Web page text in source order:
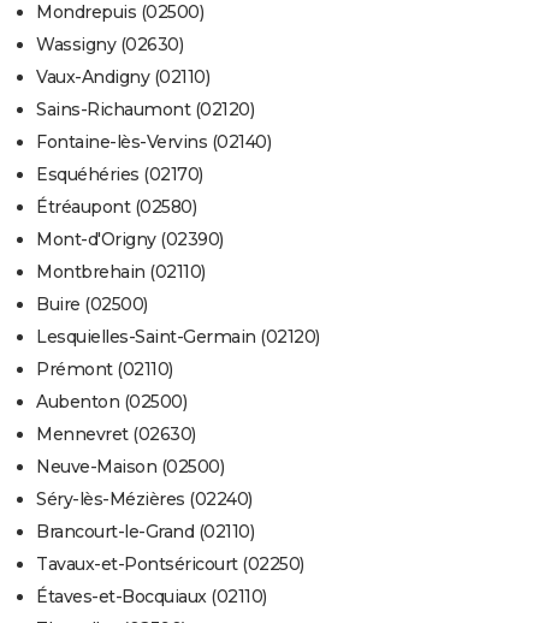
Mondrepuis (02500)
Wassigny (02630)
Vaux-Andigny (02110)
Sains-Richaumont (02120)
Fontaine-lès-Vervins (02140)
Esquéhéries (02170)
Étréaupont (02580)
Mont-d'Origny (02390)
Montbrehain (02110)
Buire (02500)
Lesquielles-Saint-Germain (02120)
Prémont (02110)
Aubenton (02500)
Mennevret (02630)
Neuve-Maison (02500)
Séry-lès-Mézières (02240)
Brancourt-le-Grand (02110)
Tavaux-et-Pontséricourt (02250)
Étaves-et-Bocquiaux (02110)